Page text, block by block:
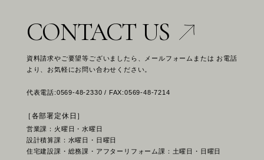
CONTACT US
資料請求やご要望等ございましたら、メールフォームまたは お電話
より、お気軽にお問い合わせください。
代表電話:0569-48-2330 / FAX:0569-48-7214
［各部署定休日］
営業課：火曜日・水曜日
設計積算課：水曜日・日曜日
住宅建設課・総務課・アフターリフォーム課：土曜日・日曜日